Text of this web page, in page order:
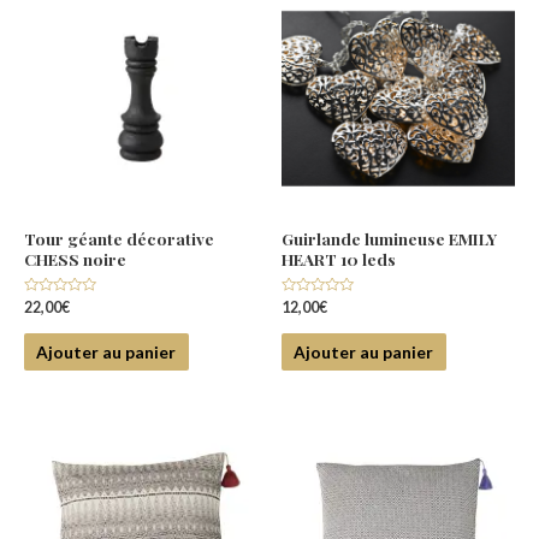
Tour géante décorative
CHESS noire
Note
sur
22,00€
Ajouter au panier
Guirlande lumineuse EMILY
HEART 10 leds
Note
sur
12,00€
Ajouter au panier